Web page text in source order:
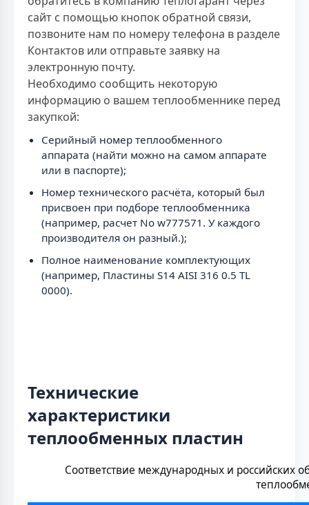
сайт с помощью кнопок обратной связи,
позвоните нам по номеру телефона в разделе
Контактов или отправьте заявку на
электронную почту.
Необходимо сообщить некоторую
информацию о вашем теплообменнике перед
закупкой:
Серийный номер теплообменного
аппарата (найти можно на самом аппарате
или в паспорте);
Номер технического расчёта, который был
присвоен при подборе теплообменника
(например, расчет No w777571. У каждого
производителя он разный.);
Полное наименование комплектующих
(например, Пластины S14 AISI 316 0.5 TL
0000).
Технические
характеристики
теплообменных пластин
Соответствие международных и российских